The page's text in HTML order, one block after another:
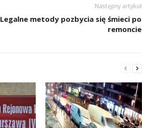
Następny artykuł
Legalne metody pozbycia się śmieci po
remoncie